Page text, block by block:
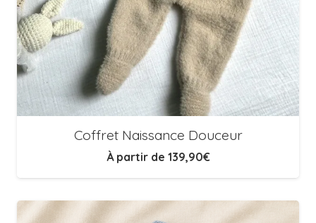
Coffret Naissance Douceur
À partir de 139,90€